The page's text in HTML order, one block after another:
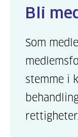
Bli
Som
stemme i